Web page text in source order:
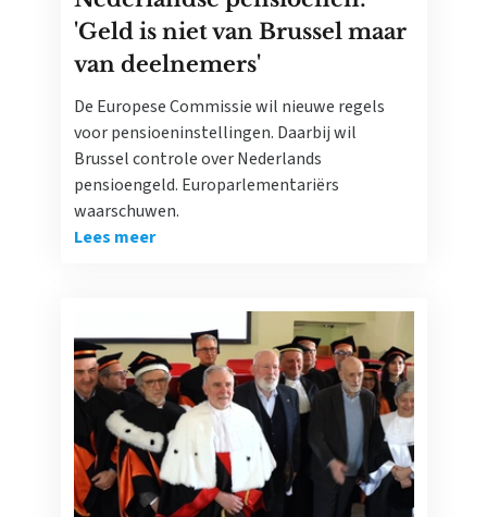
'Geld is niet van Brussel maar
van deelnemers'
De Europese Commissie wil nieuwe regels
voor pensioeninstellingen. Daarbij wil
Brussel controle over Nederlands
pensioengeld. Europarlementariërs
waarschuwen.
Lees meer